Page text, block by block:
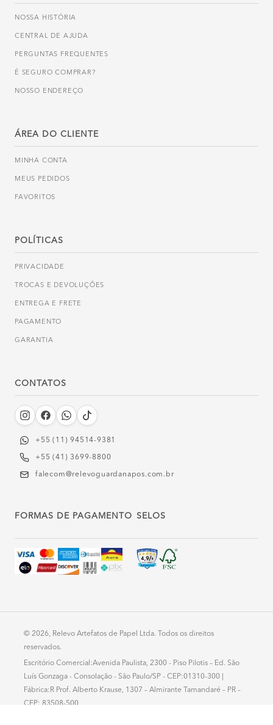
NOSSA HISTÓRIA
CENTRAL DE AJUDA
PERGUNTAS FREQUENTES
É SEGURO COMPRAR?
NOSSO ENDEREÇO
ÁREA DO CLIENTE
MINHA CONTA
MEUS PEDIDOS
FAVORITOS
POLÍTICAS
PRIVACIDADE
TROCAS E DEVOLUÇÕES
ENTREGA E FRETE
PAGAMENTO
GARANTIA
CONTATOS
+55 (11) 94514-9381‬
+55 (41) 3699-8800
falecom@relevoguardanapos.com.br
FORMAS DE PAGAMENTO SELOS
© 2026, Relevo Artefatos de Papel Ltda. Todos os direitos
reservados.
Escritório Comercial:Avenida Paulista, 2300 - Piso Pilotis – Ed. São
Luís Gonzaga - Consolação - São Paulo/SP - CEP:01310-300 |
Fábrica:R Prof. Alberto Krause, 1307 – Almirante Tamandaré – PR –
CEP: 83508-500